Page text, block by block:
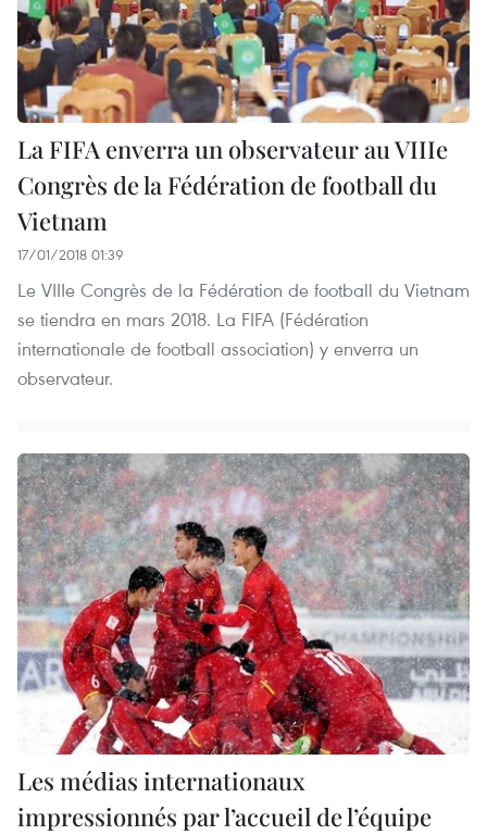
La FIFA enverra un observateur au VIIIe
Congrès de la Fédération de football du
Vietnam
17/01/2018 01:39
Le VIIIe Congrès de la Fédération de football du Vietnam
se tiendra en mars 2018. La FIFA (Fédération
internationale de football association) y enverra un
observateur.
Les médias internationaux
impressionnés par l’accueil de l’équipe